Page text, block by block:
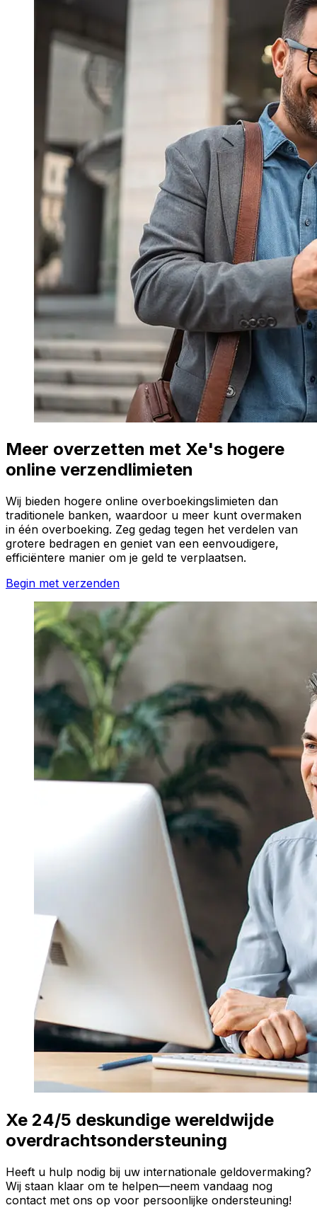
Meer overzetten met Xe's hogere
online verzendlimieten
Wij bieden hogere online overboekingslimieten dan
traditionele banken, waardoor u meer kunt overmaken
in één overboeking. Zeg gedag tegen het verdelen van
grotere bedragen en geniet van een eenvoudigere,
efficiëntere manier om je geld te verplaatsen.
Begin met verzenden
Xe 24/5 deskundige wereldwijde
overdrachtsondersteuning
Heeft u hulp nodig bij uw internationale geldovermaking?
Wij staan klaar om te helpen—neem vandaag nog
contact met ons op voor persoonlijke ondersteuning!